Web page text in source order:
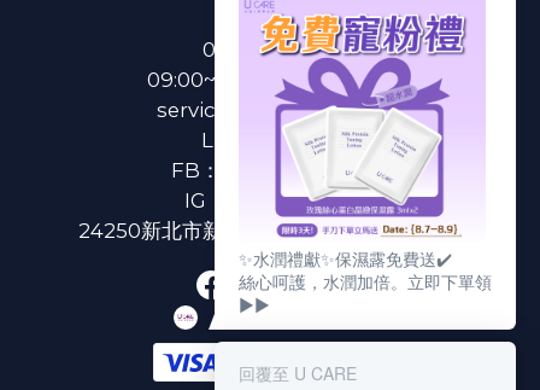
0800-233-233
09:00~18:00(國定假日除外)
service@u-care.com.tw
LINE：
@ucare
FB：
U CARE 美麗粉專
IG：
ucare.tw2002
24250新北市新莊區新北大道二段312號3樓
✨水潤禮獻✨保濕露免費送✔️
絲心呵護，水潤加倍。立即下單領
▶▶
回覆至 U CARE